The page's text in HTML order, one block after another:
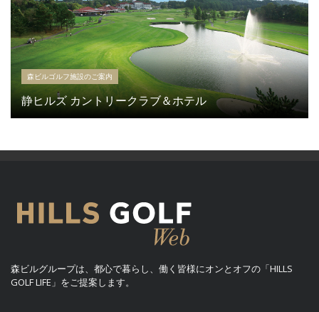
森ビルゴルフ施設のご案内
静ヒルズ カントリークラブ＆ホテル
森ビルグループは、都心で暮らし、働く皆様にオンとオフの「HILLS
GOLF LIFE」をご提案します。